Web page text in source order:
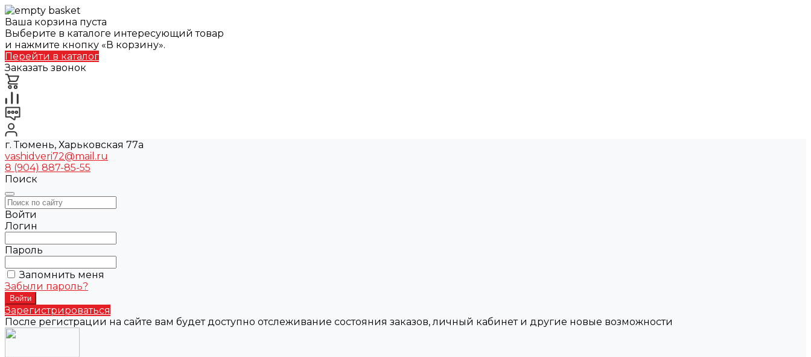
Ваша корзина пуста
Выберите в каталоге интересующий товар
и нажмите кнопку «В корзину».
Перейти в каталог
Заказать звонок
г. Тюмень, Харьковская 77а
vashidveri72@mail.ru
8 (904) 887-85-55
Поиск
Войти
Логин
Пароль
Запомнить меня
Забыли пароль?
Зарегистрироваться
После регистрации на сайте вам будет доступно отслеживание состояния заказов, личный кабинет и другие новые возможности